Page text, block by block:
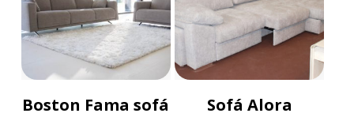
Boston Fama sofá Sofá Alora